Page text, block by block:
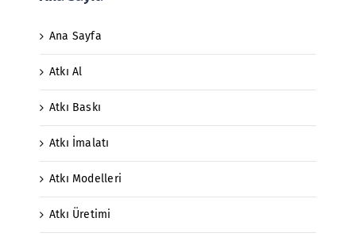
Ana Sayfa
Atkı Al
Atkı Baskı
Atkı İmalatı
Atkı Modelleri
Atkı Üretimi